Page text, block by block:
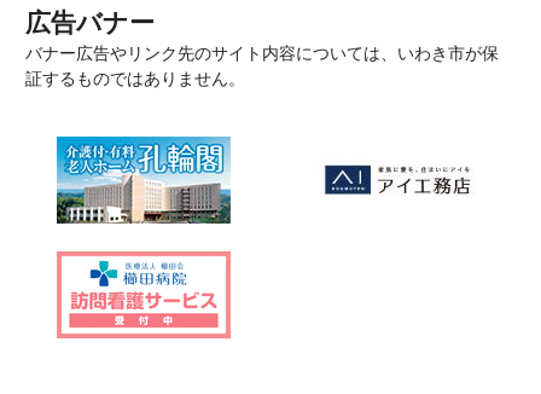
広告バナー
バナー広告やリンク先のサイト内容については、いわき市が保
証するものではありません。